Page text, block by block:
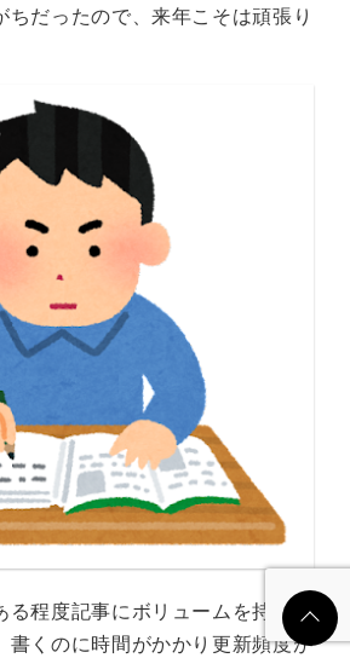
ちだったので、来年こそは頑張り
る程度記事にボリュームを持たせ
書くのに時間がかかり更新頻度が